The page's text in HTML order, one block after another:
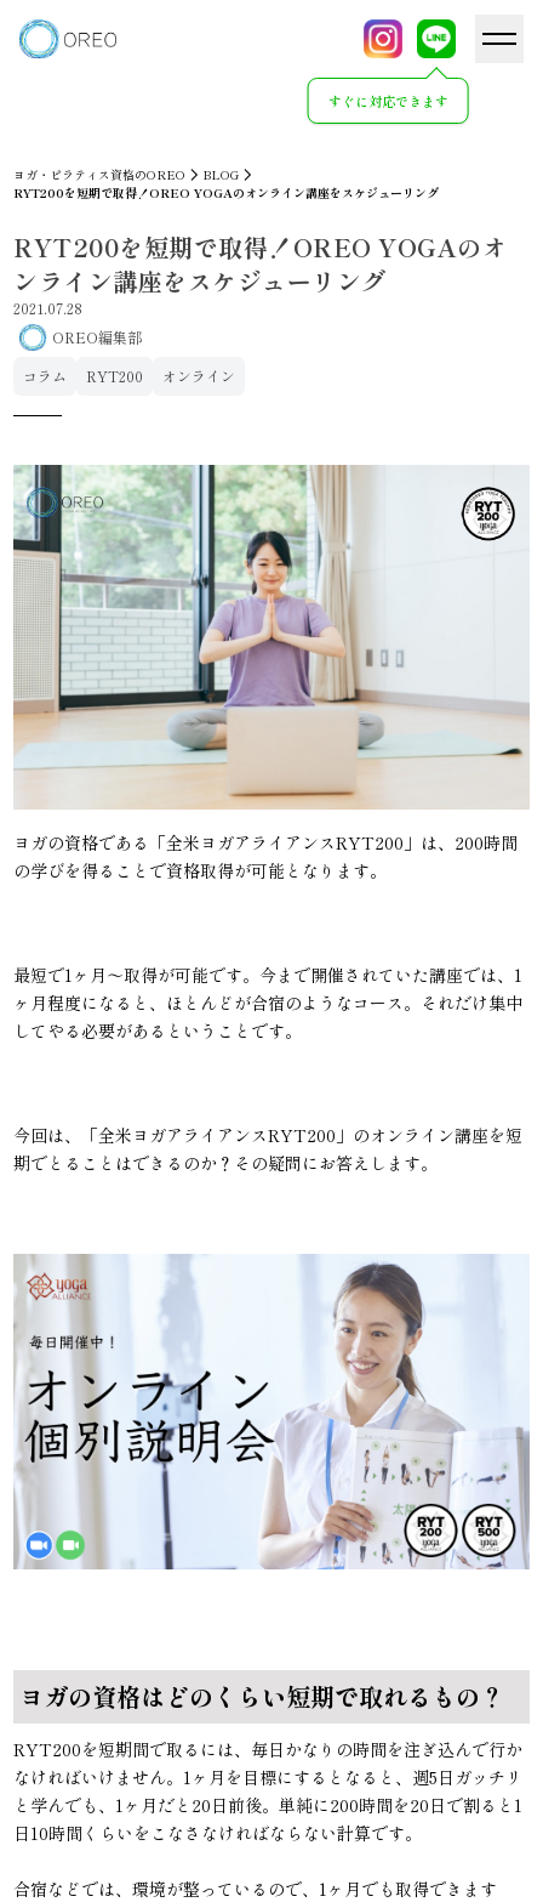
すぐに対応できます
ヨガ・ピラティス資格のOREO
BLOG
RYT200を短期で取得！OREO YOGAのオンライン講座をスケジューリング
RYT200を短期で取得！OREO YOGAのオ
ンライン講座をスケジューリング
2021.07.28
OREO編集部
コラム
RYT200 オンライン
ヨガの資格である「全米ヨガアライアンスRYT200」は、200時間
の学びを得ることで資格取得が可能となります。
最短で1ヶ月〜取得が可能です。今まで開催されていた講座では、1
ヶ月程度になると、ほとんどが合宿のようなコース。それだけ集中
してやる必要があるということです。
今回は、「全米ヨガアライアンスRYT200」のオンライン講座を短
期でとることはできるのか？その疑問にお答えします。
ヨガの資格はどのくらい短期で取れるもの？
RYT200を短期間で取るには、毎日かなりの時間を注ぎ込んで行か
なければいけません。1ヶ月を目標にするとなると、週5日ガッチリ
と学んでも、1ヶ月だと20日前後。単純に200時間を20日で割ると1
日10時間くらいをこなさなければならない計算です。
合宿などでは、環境が整っているので、1ヶ月でも取得できます